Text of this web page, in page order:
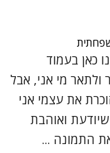
כאן בעמוד
ולתאר מי אני, אבל
את עצמי אני
ואוהבת
התמונה ...